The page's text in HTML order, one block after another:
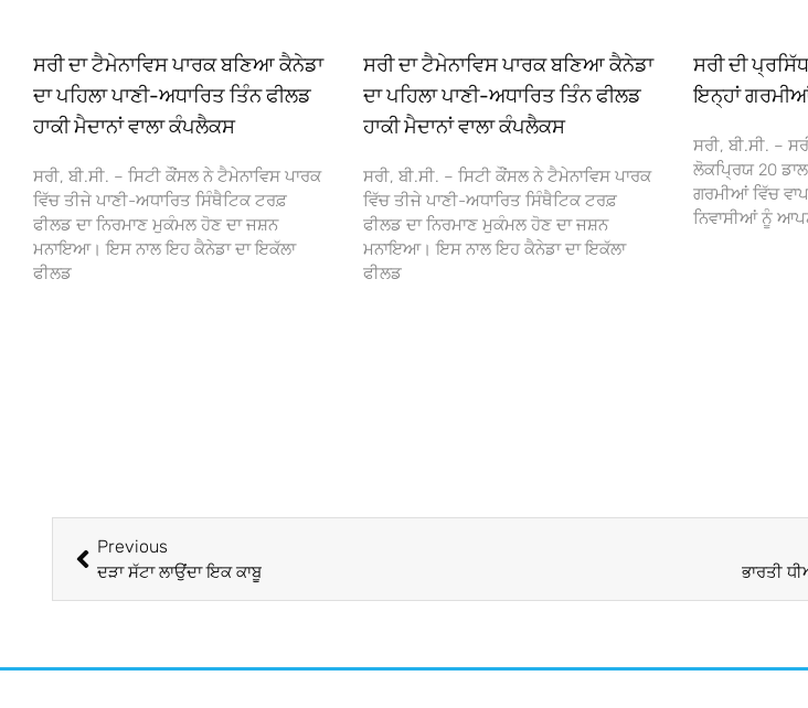
ਸਰੀ ਦਾ ਟੈਮੇਨਾਵਿਸ ਪਾਰਕ ਬਣਿਆ ਕੈਨੇਡਾ
ਦਾ ਪਹਿਲਾ ਪਾਣੀ-ਅਧਾਰਿਤ ਤਿੰਨ ਫੀਲਡ
ਹਾਕੀ ਮੈਦਾਨਾਂ ਵਾਲਾ ਕੰਪਲੈਕਸ
ਸਰੀ, ਬੀ.ਸੀ. – ਸਿਟੀ ਕੌਂਸਲ ਨੇ ਟੈਮੇਨਾਵਿਸ ਪਾਰਕ
ਵਿੱਚ ਤੀਜੇ ਪਾਣੀ-ਅਧਾਰਿਤ ਸਿੰਥੈਟਿਕ ਟਰਫ਼
ਫੀਲਡ ਦਾ ਨਿਰਮਾਣ ਮੁਕੰਮਲ ਹੋਣ ਦਾ ਜਸ਼ਨ
ਮਨਾਇਆ। ਇਸ ਨਾਲ ਇਹ ਕੈਨੇਡਾ ਦਾ ਇਕੱਲਾ
ਫੀਲਡ
ਸਰੀ ਦਾ ਟੈਮੇਨਾਵਿਸ ਪਾਰਕ ਬਣਿਆ ਕੈਨੇਡਾ
ਦਾ ਪਹਿਲਾ ਪਾਣੀ-ਅਧਾਰਿਤ ਤਿੰਨ ਫੀਲਡ
ਹਾਕੀ ਮੈਦਾਨਾਂ ਵਾਲਾ ਕੰਪਲੈਕਸ
ਸਰੀ, ਬੀ.ਸੀ. – ਸਿਟੀ ਕੌਂਸਲ ਨੇ ਟੈਮੇਨਾਵਿਸ ਪਾਰਕ
ਵਿੱਚ ਤੀਜੇ ਪਾਣੀ-ਅਧਾਰਿਤ ਸਿੰਥੈਟਿਕ ਟਰਫ਼
ਫੀਲਡ ਦਾ ਨਿਰਮਾਣ ਮੁਕੰਮਲ ਹੋਣ ਦਾ ਜਸ਼ਨ
ਮਨਾਇਆ। ਇਸ ਨਾਲ ਇਹ ਕੈਨੇਡਾ ਦਾ ਇਕੱਲਾ
ਫੀਲਡ
ਸਰੀ ਦੀ
ਇਨ੍ਹਾਂ
ਸਰੀ, ਬੀ.ਸੀ. –
ਲੋਕਪ੍ਰਿਯ 20
ਗਰਮੀਆਂ ਵਿੱਚ
ਨਿਵਾਸੀਆਂ ਨੂੰ
Previous
ਦੜਾ ਸੱਟਾ ਲਾਉਂਦਾ ਇਕ ਕਾਬੂ